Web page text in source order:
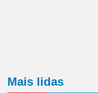
Mais lidas